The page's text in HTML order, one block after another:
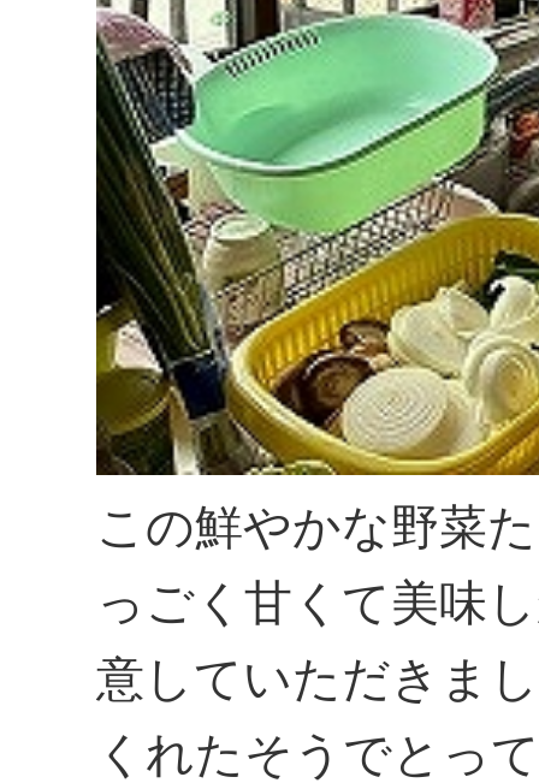
この鮮やかな野菜
っごく甘くて美味
意していただきま
くれたそうでとっ